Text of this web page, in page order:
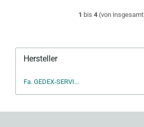
1 bis 4 (von insgesamt
Hersteller
Fa. GEDEX-SERVI...